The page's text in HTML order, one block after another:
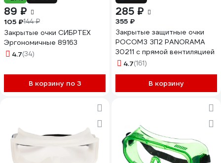
89 ₽
105 ₽144 ₽
Закрытые очки СИБРТЕХ
Эргономичные 89163
4.7(34)
В корзину по 3
285 ₽
355 ₽
Закрытые защитные очки
РОСОМЗ ЗП2 PANORAMA
30211 с прямой вентиляцией
4.7(161)
В корзину